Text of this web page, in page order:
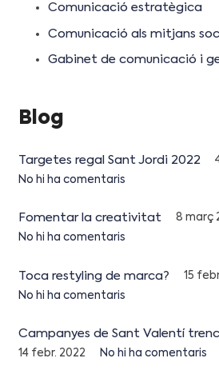
Comunicació estratègica
Comunicació als mitjans
Gabinet de comunicació i
Blog
Targetes regal Sant Jordi 2022
No hi ha comentaris
Fomentar la creativitat
8 març
No hi ha comentaris
Toca restyling de marca?
15
No hi ha comentaris
Campanyes de Sant Valentí
14 febr. 2022 No hi ha comentaris